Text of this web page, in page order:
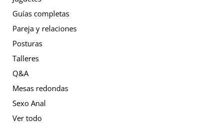
Guías completas
Pareja y relaciones
Posturas
Talleres
Q&A
Mesas redondas
Sexo Anal
Ver todo